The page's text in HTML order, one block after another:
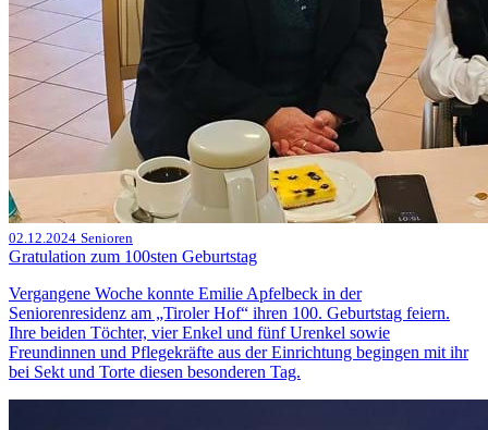
02.12.2024 Senioren
Gratulation zum 100sten Geburtstag
Vergangene Woche konnte Emilie Apfelbeck in der
Seniorenresidenz am „Tiroler Hof“ ihren 100. Geburtstag feiern.
Ihre beiden Töchter, vier Enkel und fünf Urenkel sowie
Freundinnen und Pflegekräfte aus der Einrichtung begingen mit ihr
bei Sekt und Torte diesen besonderen Tag.